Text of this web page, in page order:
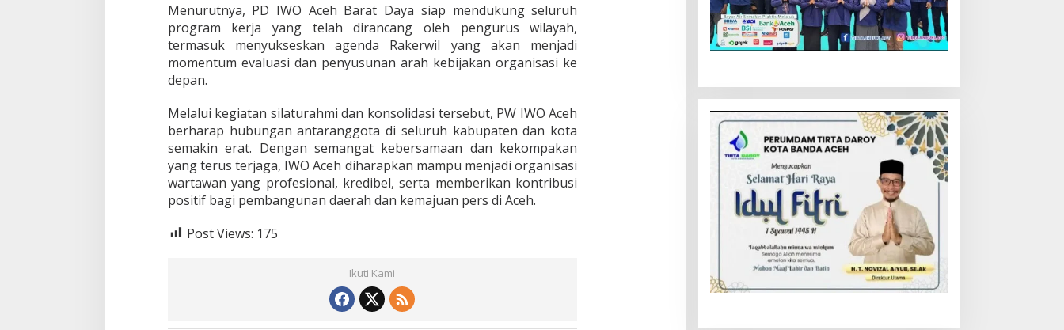
Menurutnya, PD IWO Aceh Barat Daya siap mendukung seluruh
program kerja yang telah dirancang oleh pengurus wilayah,
termasuk menyukseskan agenda Rakerwil yang akan menjadi
momentum evaluasi dan penyusunan arah kebijakan organisasi ke
depan.
Melalui kegiatan silaturahmi dan konsolidasi tersebut, PW IWO Aceh
berharap hubungan antaranggota di seluruh kabupaten dan kota
semakin erat. Dengan semangat kebersamaan dan kekompakan
yang terus terjaga, IWO Aceh diharapkan mampu menjadi organisasi
wartawan yang profesional, kredibel, serta memberikan kontribusi
positif bagi pembangunan daerah dan kemajuan pers di Aceh.
Post Views: 175
Ikuti Kami